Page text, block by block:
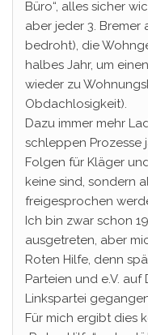
Büro“, alles sicher
aber jeder 3. Bremer
bedroht), die
halbes Jahr, um
wieder zu
Obdachlosigkeit).
Dazu immer mehr
schleppen Prozesse
Folgen für Kläger
keine sind, sondern
freigesprochen
Ich bin zwar schon
ausgetreten, aber
Roten Hilfe, denn
Parteien und e.V. auf
Linkspartei
Für mich ergibt dies